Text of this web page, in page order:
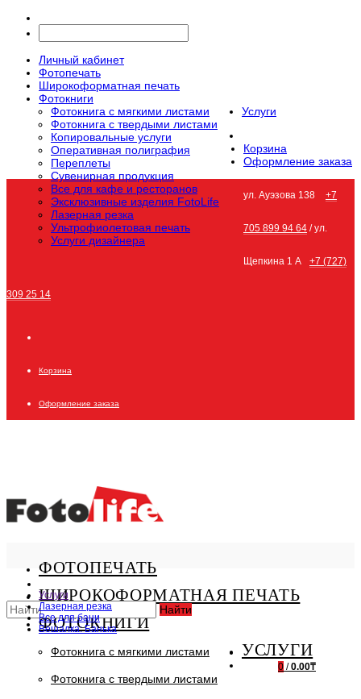
Личный кабинет
Фотопечать
Широкоформатная печать
Фотокниги
Фотокнига с мягкими листами
Фотокнига с твердыми листами
Услуги
Копировальные услуги
Оперативная полиграфия
Переплеты
Сувенирная продукция
Все для кафе и ресторанов
Эксклюзивные изделия FotoLife
Лазерная резка
Ультрофиолетовая печать
Услуги дизайнера
Корзина
Оформление заказа
ул. Ауэзова 138 +7
705 899 94 64 / ул.
Щепкина 1 А +7 (727)
309 25 14
Корзина
Оформление заказа
ФОТОПЕЧАТЬ
ШИРОКОФОРМАТНАЯ ПЕЧАТЬ
ФОТОКНИГИ
Фотокнига с мягкими листами
Фотокнига с твердыми листами
УСЛУГИ
Найти
0 / 0.00₸
Услуги
Лазерная резка
Все для бани
Вешалка: Банька